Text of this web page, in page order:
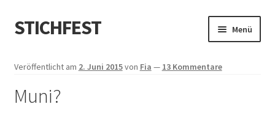
Zur
Navigation
Zum
Inhalt
STICHFEST Menü
Blog
Veröffentlicht am 2. Juni 2015von Fia — 13 Kommentare
Muni?